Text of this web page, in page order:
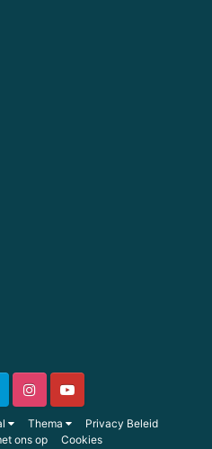
Thema
Privacy Beleid
ons op
Cookies